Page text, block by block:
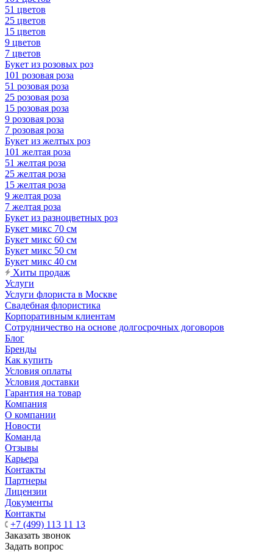
51 цветов
25 цветов
15 цветов
9 цветов
7 цветов
Букет из розовых роз
101 розовая роза
51 розовая роза
25 розовая роза
15 розовая роза
9 розовая роза
7 розовая роза
Букет из желтых роз
101 желтая роза
51 желтая роза
25 желтая роза
15 желтая роза
9 желтая роза
7 желтая роза
Букет из разноцветных роз
Букет микс 70 см
Букет микс 60 см
Букет микс 50 см
Букет микс 40 см
Хиты продаж
Услуги
Услуги флориста в Москве
Свадебная флористика
Корпоративным клиентам
Сотрудничество на основе долгосрочных договоров
Блог
Бренды
Как купить
Условия оплаты
Условия доставки
Гарантия на товар
Компания
О компании
Новости
Команда
Отзывы
Карьера
Контакты
Партнеры
Лицензии
Документы
Контакты
+7 (499) 113 11 13
Заказать звонок
Задать вопрос